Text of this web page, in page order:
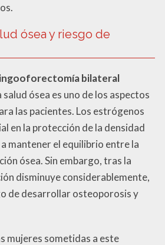
ósea y riesgo de
bilateral
salud ósea es uno de los aspectos
las pacientes. Los estrógenos
en la protección de la densidad
mantener el equilibrio entre la
ósea. Sin embargo, tras la
disminuye considerablemente,
de desarrollar osteoporosis y
mujeres sometidas a este